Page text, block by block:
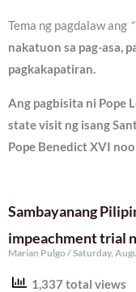
Tema ng pagdalaw ang
nakatuon sa pag-asa,
pagkakapatiran.
Ang pagbisita ni Pope
state visit ng isang
Pope Benedict XVI
Sambayanang
impeachment trial
Marian Pulgo Saturday,
1,337 total views